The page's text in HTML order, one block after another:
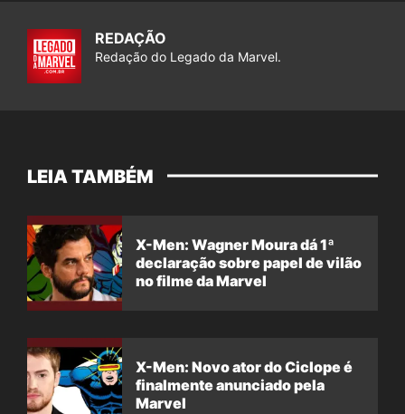
REDAÇÃO
Redação do Legado da Marvel.
LEIA TAMBÉM
X-Men: Wagner Moura dá 1ª
declaração sobre papel de vilão
no filme da Marvel
X-Men: Novo ator do Ciclope é
finalmente anunciado pela
Marvel